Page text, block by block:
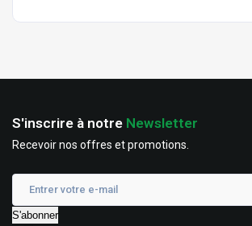
S'inscrire à notre Newsletter
Recevoir nos offres et promotions.